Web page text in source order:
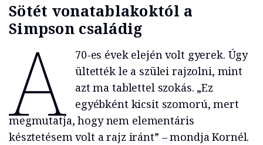
Sötét vonatablakoktól a
Simpson családig
A
70-es évek elején volt gyerek. Úgy
ültették le a szülei rajzolni, mint
azt ma tablettel szokás. „Ez
egyébként kicsit szomorú, mert
megmutatja, hogy nem elementáris
késztetésem volt a rajz iránt” – mondja Kornél.